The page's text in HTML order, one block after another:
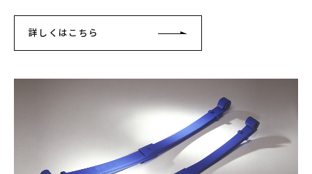
詳しくはこちら